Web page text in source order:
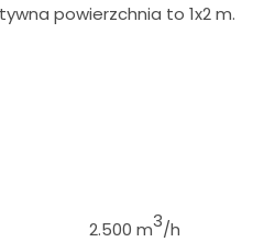
powierzchnia to 1x2 m.
2.500 m3/h